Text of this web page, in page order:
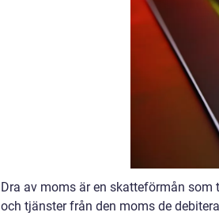
Dra av moms är en skatteförmån
och tjänster från den moms de